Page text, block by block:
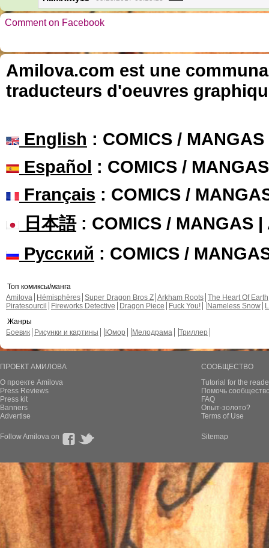
Comment on Facebook
Amilova.com est une
traducteurs d'oeuvres
English : COMICS /
Español : COMICS /
Français : COMICS /
日本語: COMICS / MANGAS |
Русский : COMICS /
Топ комиксы/манга
Amilova
Hémisphères Super Dragon Bros Z Arkham Roots The Heart Of Earth
Piratesourcil
Fireworks Detective Dragon Piece Fuck You! Nameless Snow
Жанры
Боевик
Рисунки и картины Юмор Мелодрама Триллер
ПРОЕКТ АМИЛОВА
О проекте Amilova
Press Reviews
Press kit
Banners
Advertise
СООБЩЕСТВО
Tutorial for the
Помочь
FAQ
Опыт-золото?
Terms of Use
Follow Amilova on Sitemap